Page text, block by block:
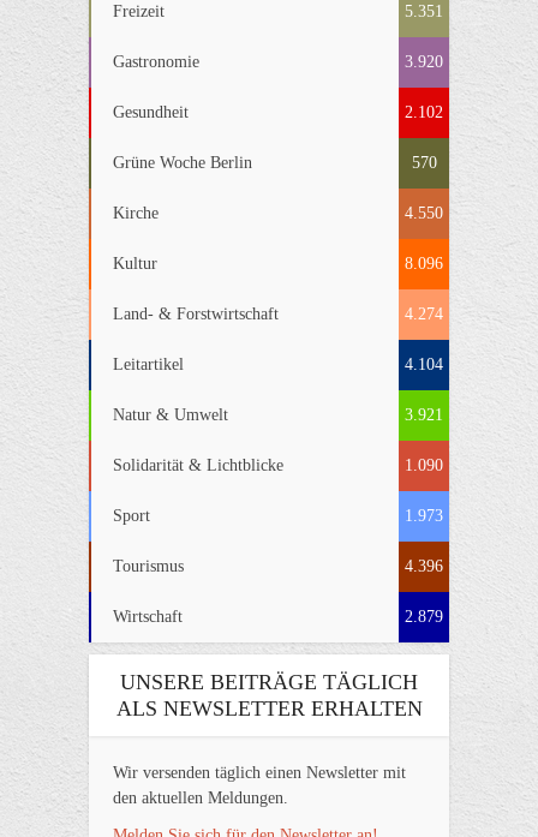
Freizeit 5.351
Gastronomie 3.920
Gesundheit 2.102
Grüne Woche Berlin 570
Kirche 4.550
Kultur 8.096
Land- & Forstwirtschaft 4.274
Leitartikel 4.104
Natur & Umwelt 3.921
Solidarität & Lichtblicke 1.090
Sport 1.973
Tourismus 4.396
Wirtschaft 2.879
UNSERE BEITRÄGE TÄGLICH
ALS NEWSLETTER ERHALTEN
Wir versenden täglich einen Newsletter mit
den aktuellen Meldungen.